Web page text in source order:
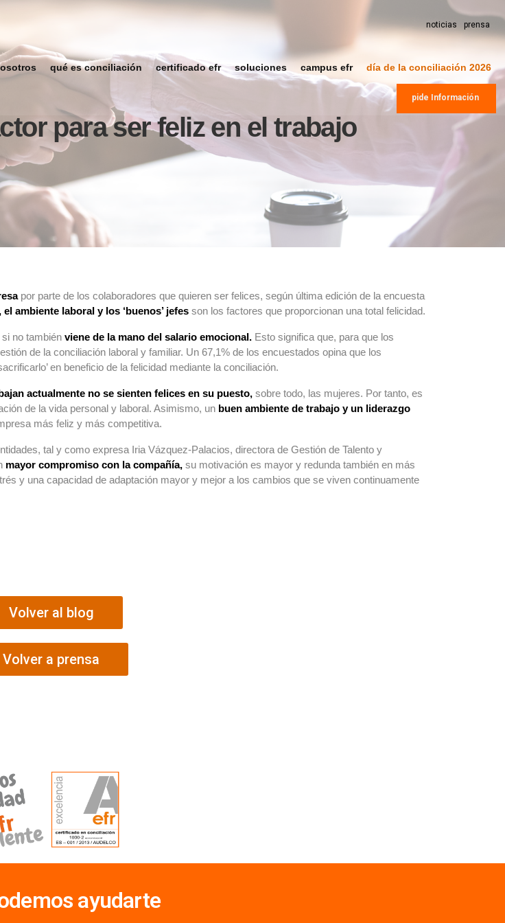
noticias prensa
qué es conciliación certificado efr soluciones campus efr día de la conciliación 2026
pide Información
para ser feliz en el trabajo
por parte de los colaboradores que quieren ser felices, según última edición de la encuesta
ambiente laboral y los ‘buenos’ jefes son los factores que proporcionan una total felicidad.
no también viene de la mano del salario emocional. Esto significa que, para que los
de la conciliación laboral y familiar. Un 67,1% de los encuestados opina que los
en beneficio de la felicidad mediante la conciliación.
actualmente no se sienten felices en su puesto, sobre todo, las mujeres. Por tanto, es
de la vida personal y laboral. Asimismo, un buen ambiente de trabajo y un liderazgo
más feliz y más competitiva.
tal y como expresa Iria Vázquez-Palacios, directora de Gestión de Talento y
mayor compromiso con la compañía, su motivación es mayor y redunda también en más
y una capacidad de adaptación mayor y mejor a los cambios que se viven continuamente
Volver al blog
Volver a prensa
ayudarte